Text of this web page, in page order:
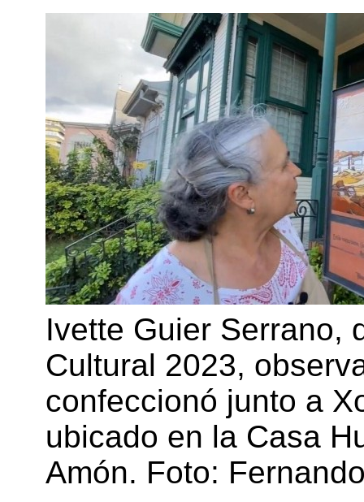
Ivette Guier Serrano,
Cultural 2023,
confeccionó junto a
ubicado en la Casa
Amón. Foto: